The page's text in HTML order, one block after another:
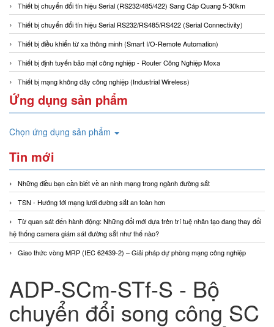
Thiết bị chuyển đổi tín hiệu Serial (RS232/485/422) Sang Cáp Quang 5-30km
Thiết bị chuyển đổi tín hiệu Serial RS232/RS485/RS422 (Serial Connectivity)
Thiết bị điều khiển từ xa thông minh (Smart I/O-Remote Automation)
Thiết bị định tuyến bảo mật công nghiệp - Router Công Nghiệp Moxa
Thiết bị mạng không dây công nghiệp (Industrial Wireless)
Ứng dụng sản phẩm
Chọn ứng dụng sản phẩm
Tin mới
Những điều bạn cần biết về an ninh mạng trong ngành đường sắt
TSN - Hướng tới mạng lưới đường sắt an toàn hơn
Từ quan sát đến hành động: Những đổi mới dựa trên trí tuệ nhân tạo đang thay đổi
hệ thống camera giám sát đường sắt như thế nào?
Giao thức vòng MRP (IEC 62439-2) – Giải pháp dự phòng mạng công nghiệp
ADP-SCm-STf-S - Bộ
chuyển đổi song công SC